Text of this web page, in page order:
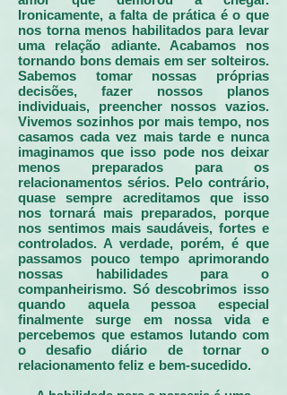
Ironicamente, a falta de prática é o que
nos torna menos habilitados para levar
uma relação adiante. Acabamos nos
tornando bons demais em ser solteiros.
Sabemos tomar nossas próprias
decisões, fazer nossos planos
individuais, preencher nossos vazios.
Vivemos sozinhos por mais tempo, nos
casamos cada vez mais tarde e nunca
imaginamos que isso pode nos deixar
menos preparados para os
relacionamentos sérios. Pelo contrário,
quase sempre acreditamos que isso
nos tornará mais preparados, porque
nos sentimos mais saudáveis, fortes e
controlados. A verdade, porém, é que
passamos pouco tempo aprimorando
nossas habilidades para o
companheirismo. Só descobrimos isso
quando aquela pessoa especial
finalmente surge em nossa vida e
percebemos que estamos lutando com
o desafio diário de tornar o
relacionamento feliz e bem-sucedido.